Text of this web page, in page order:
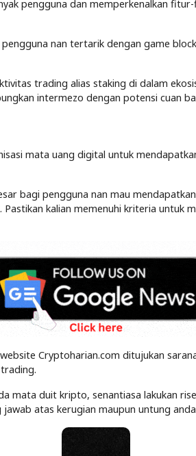
pengguna dan memperkenalkan
nan tertarik dengan game
trading alias staking di dalam
intermezo dengan potensi cuan
mata uang digital untuk
bagi pengguna nan mau
kalian memenuhi kriteria untuk
Cryptoharian.com ditujukan
mata duit kripto, senantiasa lakukan
atas kerugian maupun untung